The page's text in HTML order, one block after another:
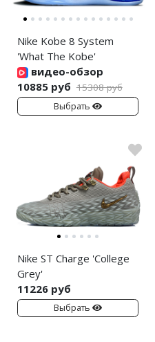
Nike Kobe 8 System
'What The Kobe'
видео-обзор
10885 руб 15308 руб
Выбрать
Nike ST Charge 'College
Grey'
11226 руб
Выбрать